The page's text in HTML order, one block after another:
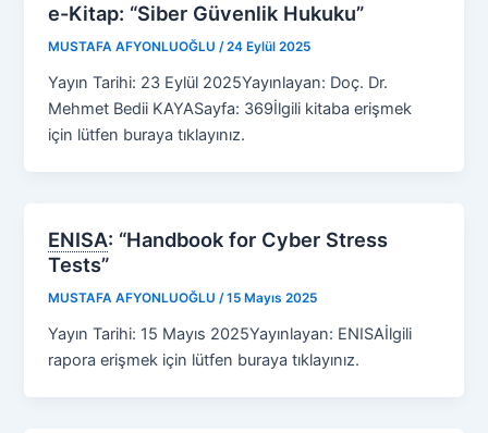
e-Kitap: “Siber Güvenlik Hukuku”
MUSTAFA AFYONLUOĞLU/24 Eylül 2025
Yayın Tarihi: 23 Eylül 2025Yayınlayan: Doç. Dr.
Mehmet Bedii KAYASayfa: 369İlgili kitaba erişmek
için lütfen buraya tıklayınız.
ENISA: “Handbook for Cyber Stress
Tests”
MUSTAFA AFYONLUOĞLU/15 Mayıs 2025
Yayın Tarihi: 15 Mayıs 2025Yayınlayan: ENISAİlgili
rapora erişmek için lütfen buraya tıklayınız.